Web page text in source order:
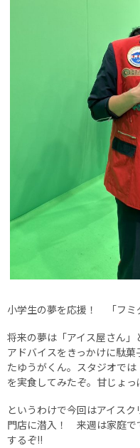
小学生の夢を応援！ 「フ
将来の夢は「アイス屋さん
アドバイスをきっかけに駄
たゆうがくん。スタジオで
を実食してみたぞ。甘じょっ
というわけで今回はアイス
門店に潜入！ 来週は家庭で
するぞ!!